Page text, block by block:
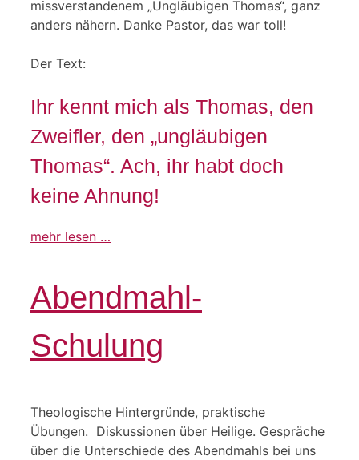
missverstandenem „Ungläubigen Thomas“, ganz
anders nähern. Danke Pastor, das war toll!
Der Text:
Ihr kennt mich als Thomas, den
Zweifler, den „ungläubigen
Thomas“. Ach, ihr habt doch
keine Ahnung!
mehr lesen …
Abendmahl-
Schulung
Theologische Hintergründe, praktische
Übungen. Diskussionen über Heilige. Gespräche
über die Unterschiede des Abendmahls bei uns